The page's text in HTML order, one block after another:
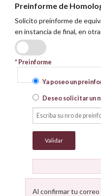
Preinforme de
Solicito preinforme de
en instancia de final, en
NO
* Preinforme
Ya poseo un
Deseo solicitar un
Al confirmar tu